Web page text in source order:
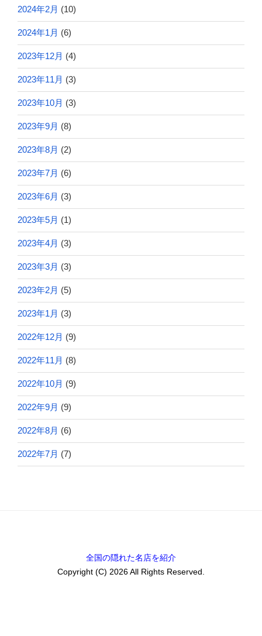
2024年2月 (10)
2024年1月 (6)
2023年12月 (4)
2023年11月 (3)
2023年10月 (3)
2023年9月 (8)
2023年8月 (2)
2023年7月 (6)
2023年6月 (3)
2023年5月 (1)
2023年4月 (3)
2023年3月 (3)
2023年2月 (5)
2023年1月 (3)
2022年12月 (9)
2022年11月 (8)
2022年10月 (9)
2022年9月 (9)
2022年8月 (6)
2022年7月 (7)
全国の隠れた名店を紹介
Copyright (C) 2026 All Rights Reserved.